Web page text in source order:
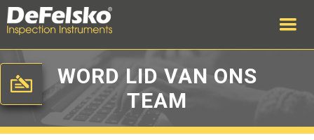
WORD LID VAN ONS
TEAM